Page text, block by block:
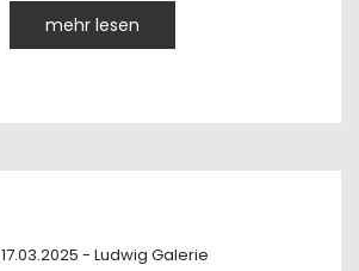
mehr lesen
17.03.2025 - Ludwig Galerie